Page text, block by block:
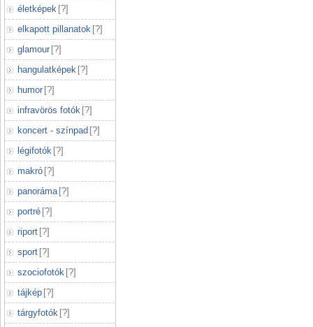
életképek [?]
elkapott pillanatok [?]
glamour [?]
hangulatképek [?]
humor [?]
infravörös fotók [?]
koncert - színpad [?]
légifotók [?]
makró [?]
panoráma [?]
portré [?]
riport [?]
sport [?]
szociofotók [?]
tájkép [?]
tárgyfotók [?]